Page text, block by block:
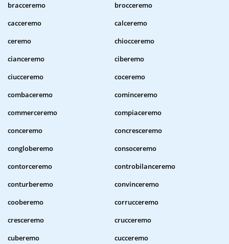
bracceremo
brocceremo
cacceremo
calceremo
ceremo
chiocceremo
cianceremo
ciberemo
ciucceremo
coceremo
combaceremo
cominceremo
commerceremo
compiaceremo
conceremo
concresceremo
congloberemo
consoceremo
contorceremo
controbilanceremo
conturberemo
convinceremo
cooberemo
corrucceremo
cresceremo
crucceremo
cuberemo
cucceremo